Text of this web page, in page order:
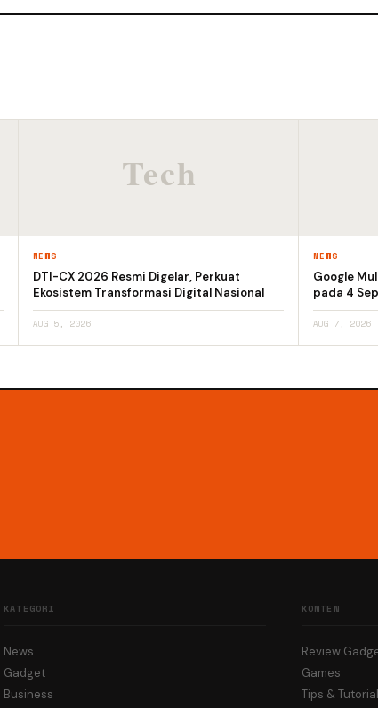
NEWS
DTI-CX 2026 Resmi Digelar, Perkuat
Ekosistem Transformasi Digital Nasional
AUG 5, 2026
NEWS
Google
pada 4
AUG 7, 2026
KATEGORI
News
Gadget
Business
KONTEN
Review
Games
Tips & Tutorial